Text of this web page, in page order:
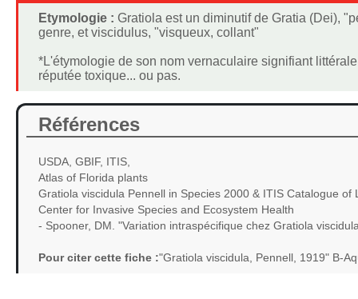
Etymologie : Gratiola est un diminutif de Gratia (Dei),
genre, et viscidulus, "visqueux, collant"
*L'étymologie de son nom vernaculaire signifiant
réputée toxique... ou pas.
Références
USDA, GBIF, ITIS,
Atlas of Florida plants
Gratiola viscidula Pennell in Species 2000 & ITIS Catalogue of
Center for Invasive Species and Ecosystem Health
- Spooner, DM. "Variation intraspécifique chez Gratiola
Pour citer cette fiche :"Gratiola viscidula, Pennell, 1919" B-